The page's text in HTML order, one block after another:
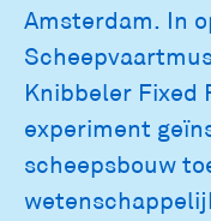
Amsterdam. In
Knibbeler Fixed
experiment
scheepsbouw